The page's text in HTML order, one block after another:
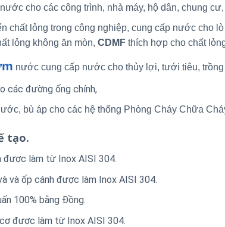
cho các công trình, nhà máy, hộ dân, chung
chất lỏng trong công nghiệp, cung cấp nước cho
lỏng không ăn mòn, CDMFthích hợp cho chất
nước cung cấp nước cho thủy lợi, tưới tiêu, trồng
các đường ống chính,
bù áp cho các hệ thống Phòng Cháy Chữa
tạo.
được làm từ Inox AISI 304.
và ốp cánh được làm Inox AISI 304.
100% bằng Đồng.
được làm từ Inox AISI 304.